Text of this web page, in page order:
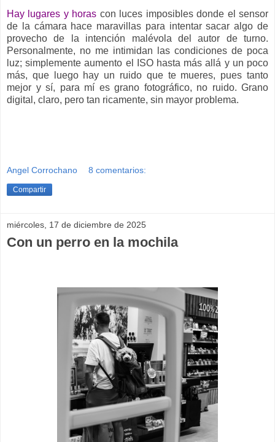
Hay lugares y horas con luces imposibles donde el sensor
de la cámara hace maravillas para intentar sacar algo de
provecho de la intención malévola del autor de turno.
Personalmente, no me intimidan las condiciones de poca
luz; simplemente aumento el ISO hasta más allá y un poco
más, que luego hay un ruido que te mueres, pues tanto
mejor y sí, para mí es grano fotográfico, no ruido. Grano
digital, claro, pero tan ricamente, sin mayor problema.
Angel Corrochano 8 comentarios:
Compartir
miércoles, 17 de diciembre de 2025
Con un perro en la mochila